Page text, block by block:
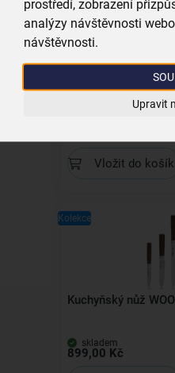
prostředí, zobrazení
analýzy návštěvnosti
návštěvnosti.
Upravit
Kuchyňský nůž
Vložit do
Kolekce
Kuchyňský nůž
skladem
899,00 Kč